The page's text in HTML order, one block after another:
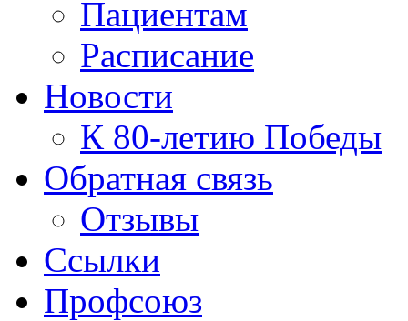
Пациентам
Расписание
Новости
К 80-летию Победы
Обратная связь
Отзывы
Ссылки
Профсоюз